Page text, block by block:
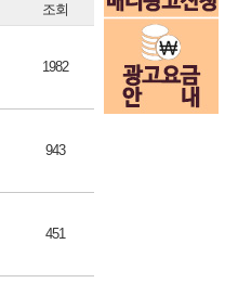
조회
1982
943
451